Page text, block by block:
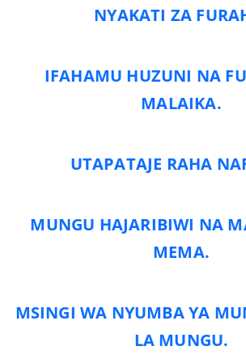
NYAKATI ZA
IFAHAMU HUZUNI NA
MALAIKA.
UTAPATAJE RAHA
MUNGU HAJARIBIWI NA
MEMA.
MSINGI WA NYUMBA YA
LA MUNGU.